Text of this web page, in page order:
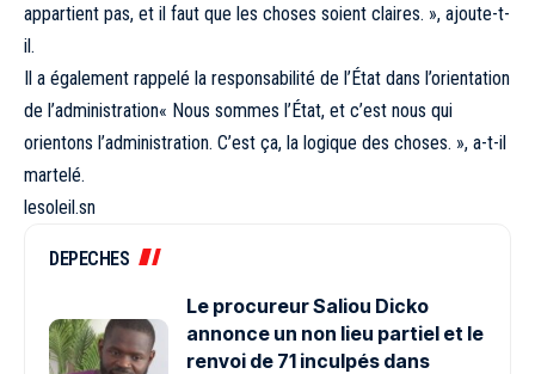
appartient pas, et il faut que les choses soient claires. », ajoute-t-
il.
Il a également rappelé la responsabilité de l’État dans l’orientation
de l’administration« Nous sommes l’État, et c’est nous qui
orientons l’administration. C’est ça, la logique des choses. », a-t-il
martelé.
lesoleil.sn
DEPECHES
Le procureur Saliou Dicko
annonce un non lieu partiel et le
renvoi de 71 inculpés dans